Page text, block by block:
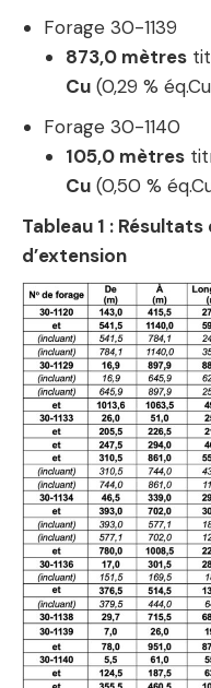
Forage 30-1139
873,0 mètres
Cu (0,29 %
Forage 30-1140
105,0 mètres
Cu (0,50 %
Tableau 1 :
d’extension